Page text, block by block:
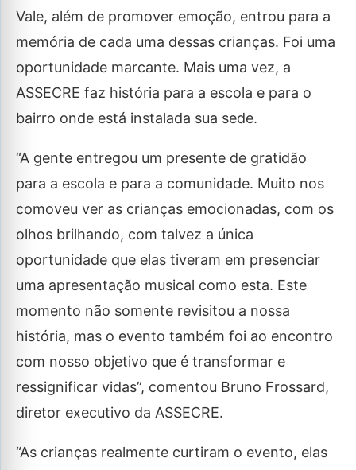
Vale, além de promover emoção, entrou para a
memória de cada uma dessas crianças. Foi uma
oportunidade marcante. Mais uma vez, a
ASSECRE faz história para a escola e para o
bairro onde está instalada sua sede.
“A gente entregou um presente de gratidão
para a escola e para a comunidade. Muito nos
comoveu ver as crianças emocionadas, com os
olhos brilhando, com talvez a única
oportunidade que elas tiveram em presenciar
uma apresentação musical como esta. Este
momento não somente revisitou a nossa
história, mas o evento também foi ao encontro
com nosso objetivo que é transformar e
ressignificar vidas”, comentou Bruno Frossard,
diretor executivo da ASSECRE.
“As crianças realmente curtiram o evento, elas